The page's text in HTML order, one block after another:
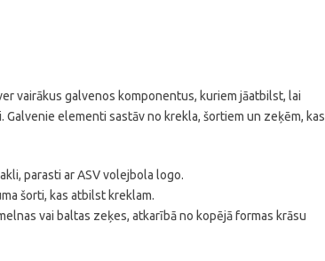
vairākus galvenos komponentus, kuriem jāatbilst, lai
elementi sastāv no krekla, šortiem un zeķēm, kas
parasti ar ASV volejbola logo.
šorti, kas atbilst kreklam.
vai baltas zeķes, atkarībā no kopējā formas krāsu